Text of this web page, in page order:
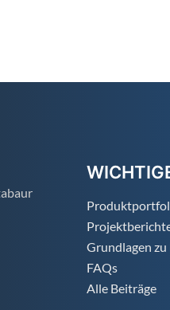
Grundlagen
FAQs
Alle Beiträge